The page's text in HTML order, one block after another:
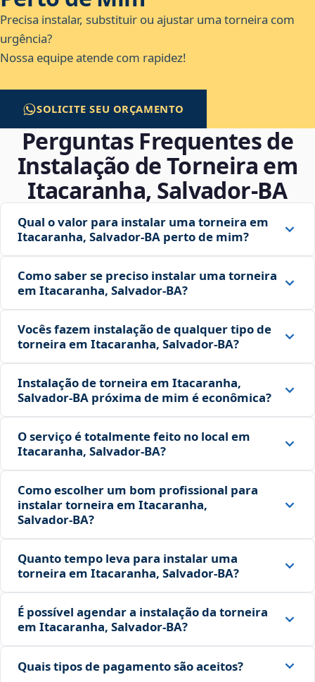
Precisa instalar, substituir ou ajustar uma torneira com
urgência?
Nossa equipe atende com rapidez!
SOLICITE SEU ORÇAMENTO
Perguntas Frequentes de
Instalação de Torneira em
Itacaranha, Salvador‑BA
Qual o valor para instalar uma torneira em
Itacaranha, Salvador‑BA perto de mim?
Como saber se preciso instalar uma torneira
em Itacaranha, Salvador‑BA?
Vocês fazem instalação de qualquer tipo de
torneira em Itacaranha, Salvador‑BA?
Instalação de torneira em Itacaranha,
Salvador‑BA próxima de mim é econômica?
O serviço é totalmente feito no local em
Itacaranha, Salvador‑BA?
Como escolher um bom profissional para
instalar torneira em Itacaranha,
Salvador‑BA?
Quanto tempo leva para instalar uma
torneira em Itacaranha, Salvador‑BA?
É possível agendar a instalação da torneira
em Itacaranha, Salvador‑BA?
Quais tipos de pagamento são aceitos?